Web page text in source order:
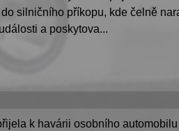
silničního příkopu, kde čelně
a poskytova...
k havárii osobního